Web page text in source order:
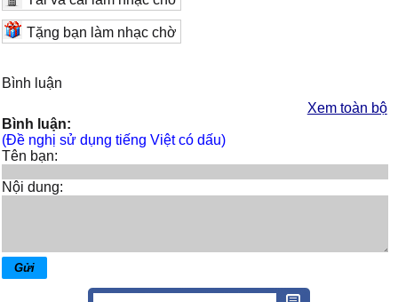
Tặng bạn làm nhạc chờ
Bình luận
Xem toàn bộ
Bình luận:
(Đề nghị sử dụng tiếng Việt có dấu)
Tên bạn:
Nội dung: